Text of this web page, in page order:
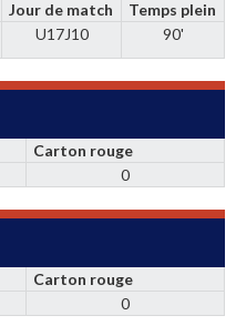
Jour de match
Temps plein
U17J10 90'
Carton rouge
0
Carton rouge
0